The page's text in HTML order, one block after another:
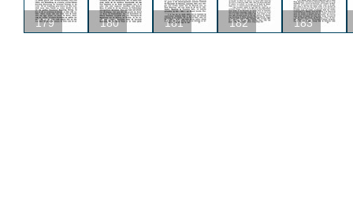
179 180 181 182 183